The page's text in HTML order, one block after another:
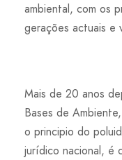
ambiental, com os
gerações actuais e
Mais de 20 anos
Bases de
o principio do
jurídico nacional, é